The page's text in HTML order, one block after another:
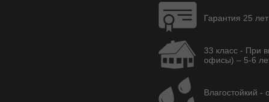
Гарантия 25
33 класс - При
офисы) – 5-6
Влагостойкий -